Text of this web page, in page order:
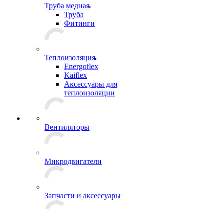
Труба медная
Труба
Фитинги
Теплоизоляция
Energoflex
Kaiflex
Аксессуары для
теплоизоляции
Вентиляторы
Микродвигатели
Запчасти и аксессуары